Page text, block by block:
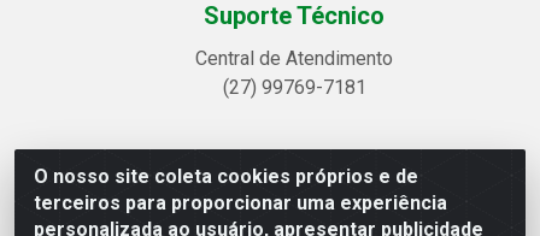
O nosso site coleta cookies próprios e de
terceiros para proporcionar uma experiência
personalizada ao usuário, apresentar publicidade
Suporte Técnico
Central de Atendimento
(27) 99769-7181
Linhavix Distribuidora LTDA - Avenida Alegre, 2521 -
Quadra314 Lote 05 e 07 - Shell, Linhares/ES - CEP